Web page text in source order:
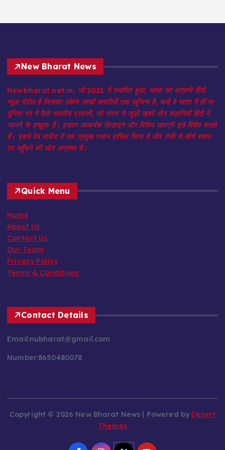
New Bharat News
Newbharat.net.in, जो 2021 में स्थापित हुआ, भारत का अग्रणी हिंदी
न्यूज़ पोर्टल है जिसका उद्देश्य लाखों भारतीयों तक पहुँचना है, चाहे वे भारत में हों या
दुनिया भर में फैले भारतीय प्रवासी, जो भारत से जुड़ी ख़बरें और कहानियाँ हिंदी में
जानने के इच्छुक हैं। इसका आकर्षक डिज़ाइन और विविध सामग्री इसे विशेष बनाते
हैं। इसने वेब मार्केट में एक प्रमुख स्थान हासिल किया है और तेजी से शीर्ष स्थान
पर पहुँचने की ओर अग्रसर है।
Quick Menu
Home
About Us
Contact Us
Our Team
Privacy Policy
Terms & Conditions
Contact Details
Email:nubharat@gmail.com
Number:8650480078
Copyright © 2026 New Bharat News | Powered byDesert
Themes